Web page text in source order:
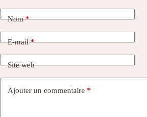
Nom*
E-mail*
Site web
Ajouter un commentaire *